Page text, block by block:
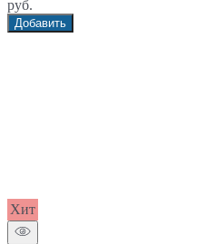
руб.
Добавить
Хит